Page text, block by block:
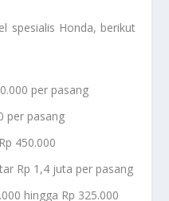
spesialis Honda, berikut
per pasang
per pasang
450.000
Rp 1,4 juta per pasang
hingga Rp 325.000